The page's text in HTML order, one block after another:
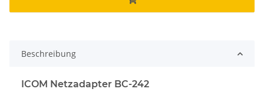
Beschreibung
ICOM Netzadapter BC-242